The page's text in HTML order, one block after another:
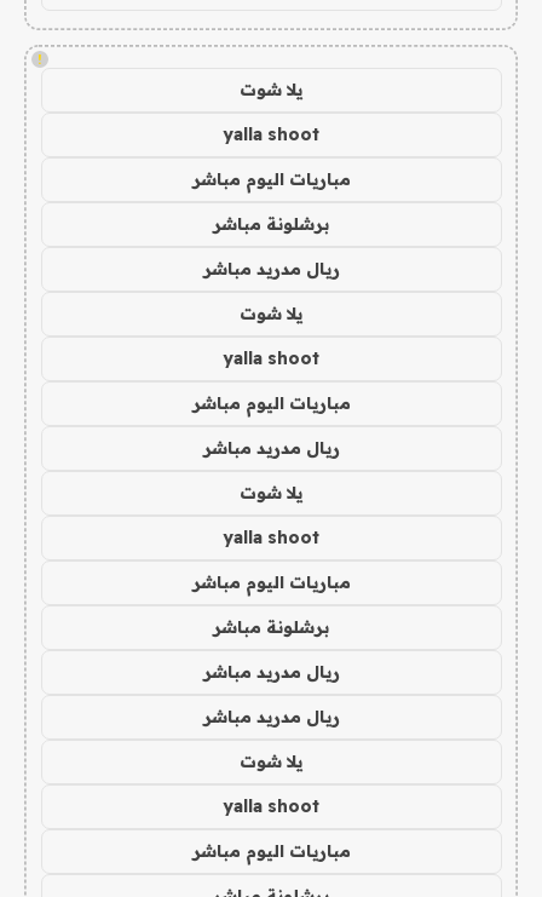
!
يلا شوت
yalla shoot
مباريات اليوم مباشر
برشلونة مباشر
ريال مدريد مباشر
يلا شوت
yalla shoot
مباريات اليوم مباشر
ريال مدريد مباشر
يلا شوت
yalla shoot
مباريات اليوم مباشر
برشلونة مباشر
ريال مدريد مباشر
ريال مدريد مباشر
يلا شوت
yalla shoot
مباريات اليوم مباشر